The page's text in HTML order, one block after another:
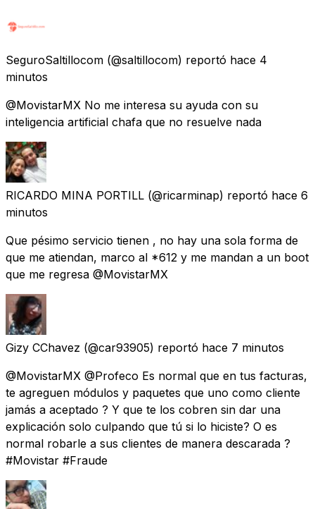
SeguroSaltillocom (@saltillocom) reportó hace 4
minutos
@MovistarMX No me interesa su ayuda con su
inteligencia artificial chafa que no resuelve nada
RICARDO MINA PORTILL (@ricarminap) reportó hace 6
minutos
Que pésimo servicio tienen , no hay una sola forma de
que me atiendan, marco al *612 y me mandan a un boot
que me regresa @MovistarMX
Gizy CChavez (@car93905) reportó hace 7 minutos
@MovistarMX @Profeco Es normal que en tus facturas,
te agreguen módulos y paquetes que uno como cliente
jamás a aceptado ? Y que te los cobren sin dar una
explicación solo culpando que tú si lo hiciste? O es
normal robarle a sus clientes de manera descarada ?
#Movistar #Fraude